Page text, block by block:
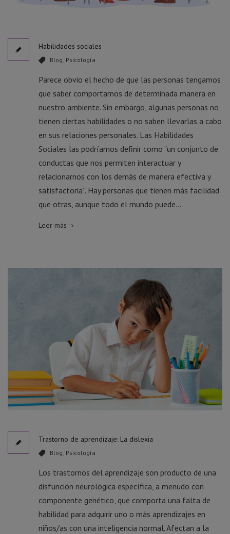
Habilidades sociales
Blog Psicología
Parece obvio el hecho de que las personas tengamos
que saber comportarnos de determinada manera en
nuestro ambiente. Sin embargo, algunas personas no
tienen ciertas habilidades o no saben llevarlas a cabo
en sus relaciones personales. Las Habilidades
Sociales las podríamos definir como “un conjunto de
conductas que nos permiten interactuar y
relacionarnos con los demás de manera efectiva y
satisfactoria”. Hay personas que tienen más facilidad
que otras, aunque todo el mundo puede...
Leer más
Trastorno de aprendizaje: La dislexia
Blog, Psicología
Los trastornos del aprendizaje son producto de una
disfunción neurológica específica, a menudo con
componente genético, que comporta una falta de
habilidad para adquirir uno o más aprendizajes en
niños/as con una inteligencia normal. Afectan a la